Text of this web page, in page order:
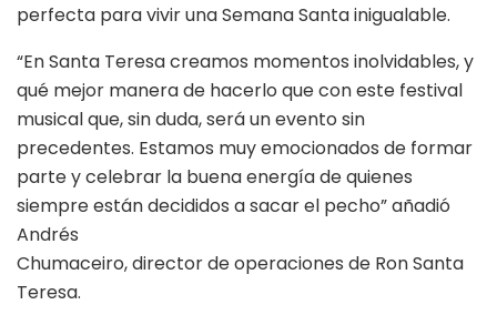
perfecta para vivir una Semana Santa inigualable.
“En Santa Teresa creamos momentos inolvidables, y
qué mejor manera de hacerlo que con este festival
musical que, sin duda, será un evento sin
precedentes. Estamos muy emocionados de formar
parte y celebrar la buena energía de quienes
siempre están decididos a sacar el pecho” añadió
Andrés
Chumaceiro, director de operaciones de Ron Santa
Teresa.